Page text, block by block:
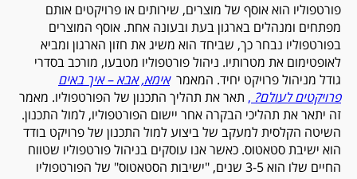
פורטפוליו הוא אוסף של מוצרים, שירותים או פרויקטים אותם
מפתחים ומנהלים בארגון בעת ובעונה אחת. אוסף המוצרים
בפורטפוליו נבחר כך, שביחד הוא משיג את חזון הארגון ומביא
לאופטימום את מטרותיו. ניהול פורטפוליו מטבעו, מורכב בסדרי
גודל מניהול פרויקט יחיד. המאמראימא, אבא – איך באים
פרויקטים לעולם?
, תאר את תהליך התכנון של הפורטפוליו. מאמר
זה יתאר את תהליכי הבקרה אחר יישום הפורטפוליו, למול התכנון.
השיטה הקלסית למעקב של ביצוע למול התכנון של פרויקט בודד
הוא ישיבת סטאטוס. כאשר אנו עוסקים בניהול פורטפוליו שטווח
החיים שלו הוא 3-5 שנים, "ישיבות הסטאטוס" של הפורטפוליו